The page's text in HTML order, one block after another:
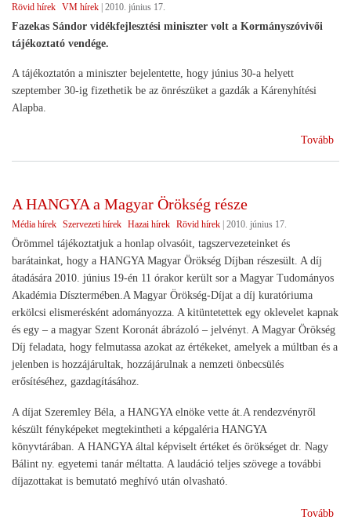
Rövid hírek VM hírek | 2010. június 17.
Fazekas Sándor vidékfejlesztési miniszter volt a Kormányszóvivői
tájékoztató vendége.
A tájékoztatón a miniszter bejelentette, hogy június 30-a helyett
szeptember 30-ig fizethetik be az önrészüket a gazdák a Kárenyhítési
Alapba.
Tovább
A HANGYA a Magyar Örökség része
Média hírek Szervezeti hírek Hazai hírek Rövid hírek 2010. június 17.
Örömmel tájékoztatjuk a honlap olvasóit, tagszervezeteinket és
barátainkat, hogy a HANGYA Magyar Örökség Díjban részesült. A díj
átadására 2010. június 19-én 11 órakor került sor a Magyar Tudományos
Akadémia Dísztermében.A Magyar Örökség-Díjat a díj kuratóriuma
erkölcsi elismerésként adományozza. A kitüntetettek egy oklevelet kapnak
és egy – a magyar Szent Koronát ábrázoló – jelvényt. A Magyar Örökség
Díj feladata, hogy felmutassa azokat az értékeket, amelyek a múltban és a
jelenben is hozzájárultak, hozzájárulnak a nemzeti önbecsülés
erősítéséhez, gazdagításához.
A díjat Szeremley Béla, a HANGYA elnöke vette át.A rendezvényről
készült fényképeket megtekintheti a képgaléria HANGYA
könyvtárában. A HANGYA által képviselt értéket és örökséget dr. Nagy
Bálint ny. egyetemi tanár méltatta. A laudáció teljes szövege a további
díjazottakat is bemutató meghívó után olvasható.
Tovább